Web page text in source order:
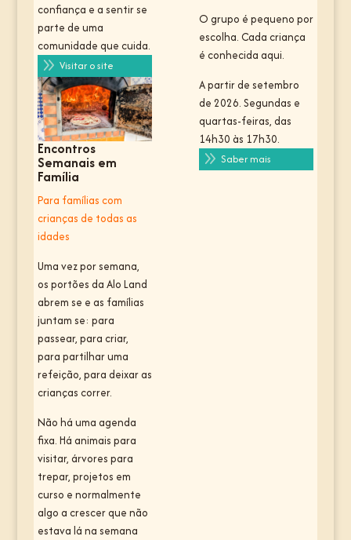
confiança e a sentir se
parte de uma
comunidade que cuida.
9 Visitar o site
Encontros
Semanais em
Família
Para famílias com
crianças de todas as
idades
Uma vez por semana,
os portões da Alo Land
abrem se e as famílias
juntam se: para
passear, para criar,
para partilhar uma
refeição, para deixar as
crianças correr.
Não há uma agenda
fixa. Há animais para
visitar, árvores para
trepar, projetos em
curso e normalmente
algo a crescer que não
estava lá na semana
O grupo é pequeno por
escolha. Cada criança
é conhecida aqui.
A partir de setembro
de 2026. Segundas e
quartas-feiras, das
14h30 às 17h30.
9 Saber mais